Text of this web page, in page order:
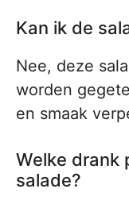
Kan ik de
Nee, deze
worden
en smaak
Welke drank
salade?